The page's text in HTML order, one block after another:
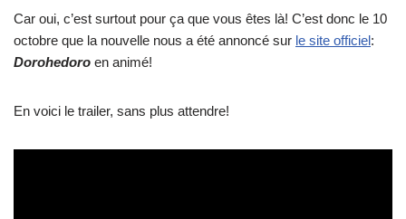
Car oui, c’est surtout pour ça que vous êtes là! C’est donc le 10
octobre que la nouvelle nous a été annoncé sur le site officiel :
Dorohedoro en animé!
En voici le trailer, sans plus attendre!